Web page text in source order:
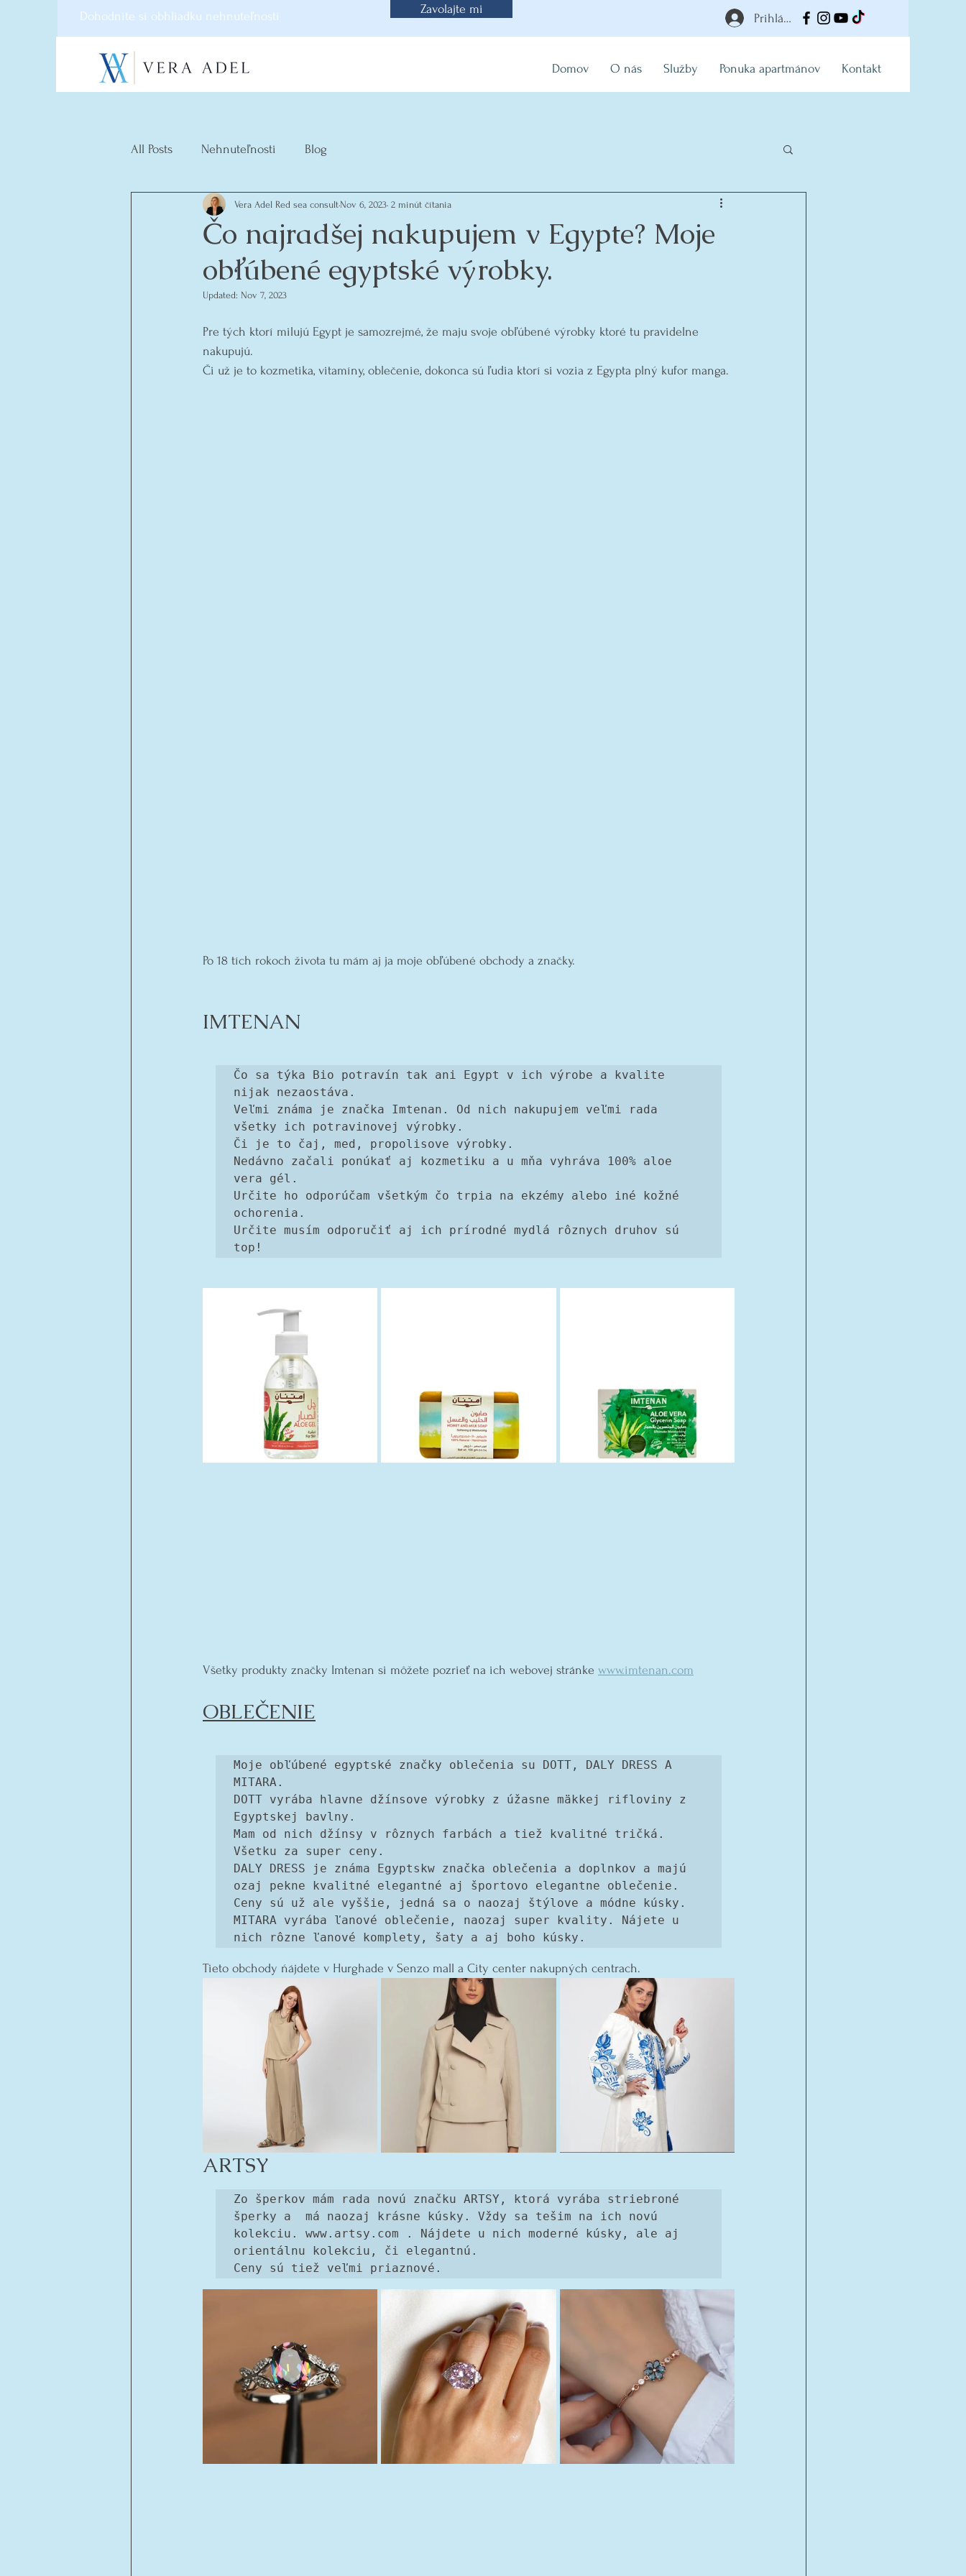
Dohodnite si obhliadku nehnuteľnosti
Zavolajte mi
Prihlásiť
Domov O nás Služby Ponuka apartmánov Kontakt
All Posts Nehnuteľnosti Blog
Čo najradšej nakupujem v Egypte? Moje
obľúbené egyptské výrobky.
Vera Adel Red sea consult Nov 6, 2023 2 minút čítania
Updated: Nov 7, 2023
Pre tých ktorí milujú Egypt je samozrejmé, že maju svoje obľúbené výrobky ktoré tu pravidelne
nakupujú.
Či už je to kozmetika, vitamíny, oblečenie, dokonca sú ľudia ktorí si vozia z Egypta plný kufor manga.
Po 18 tích rokoch života tu mám aj ja moje obľúbené obchody a značky.
IMTENAN
Čo sa týka Bio potravín tak ani Egypt v ich výrobe a kvalite
nijak nezaostáva.
Veľmi známa je značka Imtenan. Od nich nakupujem veľmi rada
všetky ich potravinovej výrobky.
Či je to čaj, med, propolisove výrobky.
Nedávno začali ponúkať aj kozmetiku a u mňa vyhráva 100% aloe
vera gél.
Určite ho odporúčam všetkým čo trpia na ekzémy alebo iné kožné
ochorenia.
Určite musím odporučiť aj ich prírodné mydlá rôznych druhov sú
top!
Všetky produkty značky Imtenan si môžete pozrieť na ich webovej stránke www.imtenan.com
OBLEČENIE
Moje obľúbené egyptské značky oblečenia su DOTT, DALY DRESS A
MITARA.
DOTT vyrába hlavne džínsove výrobky z úžasne mäkkej rifloviny z
Egyptskej bavlny.
Mam od nich džínsy v rôznych farbách a tiež kvalitné tričká.
Všetku za super ceny.
DALY DRESS je známa Egyptskw značka oblečenia a doplnkov a majú
ozaj pekne kvalitné elegantné aj športovo elegantne oblečenie.
Ceny sú už ale vyššie, jedná sa o naozaj štýlove a módne kúsky.
MITARA vyrába ľanové oblečenie, naozaj super kvality. Nájete u
nich rôzne ľanové komplety, šaty a aj boho kúsky.
Tieto obchody ńájdete v Hurghade v Senzo mall a City center nakupných centrach.
ARTSY
Zo šperkov mám rada novú značku ARTSY, ktorá vyrába striebroné
šperky a  má naozaj krásne kúsky. Vždy sa tešim na ich novú
kolekciu. www.artsy.com . Nájdete u nich moderné kúsky, ale aj
orientálnu kolekciu, či elegantnú.
Ceny sú tiež veľmi priaznové.